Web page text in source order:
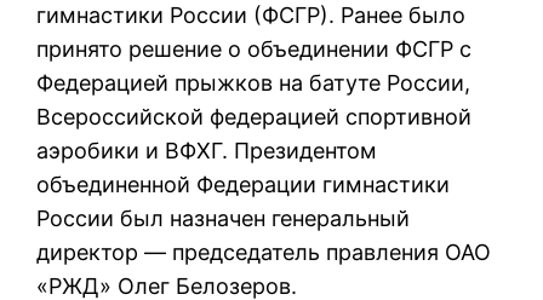
гимнастики России (ФСГР). Ранее было
принято решение о объединении ФСГР с
Федерацией прыжков на батуте России,
Всероссийской федерацией спортивной
аэробики и ВФХГ. Президентом
объединенной Федерации гимнастики
России был назначен генеральный
директор — председатель правления ОАО
«РЖД» Олег Белозеров.